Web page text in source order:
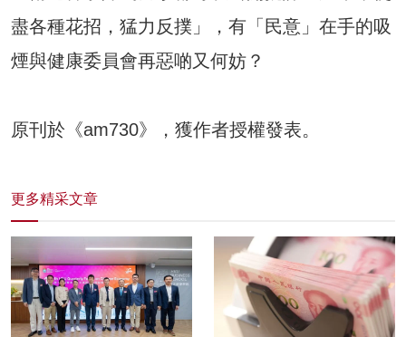
盡各種花招，猛力反撲」，有「民意」在手的吸
煙與健康委員會再惡啲又何妨？
原刊於《am730》，獲作者授權發表。
更多精采文章